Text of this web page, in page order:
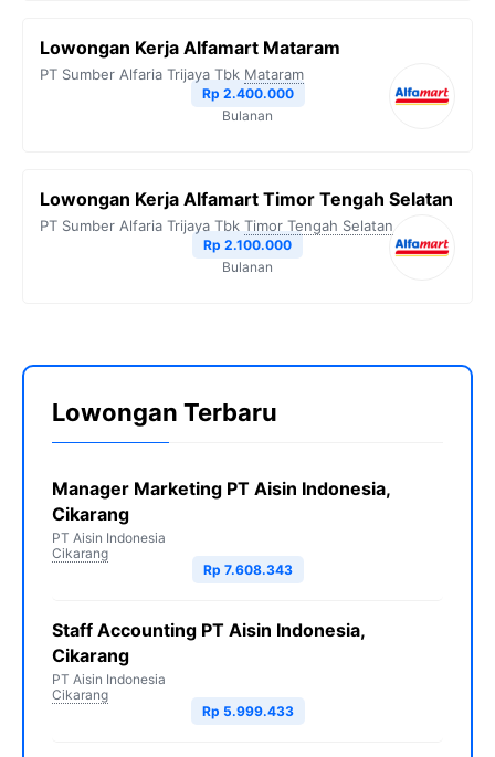
Lowongan Kerja Alfamart Mataram
PT Sumber Alfaria Trijaya Tbk Mataram
Rp 2.400.000
Bulanan
Lowongan Kerja Alfamart Timor Tengah Selatan
PT Sumber Alfaria Trijaya Tbk Timor Tengah Selatan
Rp 2.100.000
Bulanan
Lowongan Terbaru
Manager Marketing PT Aisin Indonesia,
Cikarang
PT Aisin Indonesia
Cikarang
Rp 7.608.343
Staff Accounting PT Aisin Indonesia,
Cikarang
PT Aisin Indonesia
Cikarang
Rp 5.999.433